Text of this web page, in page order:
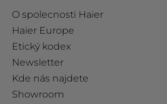
O spolecnosti Haier
Haier Europe
Etický kodex
Newsletter
Kde nás najdete
Showroom